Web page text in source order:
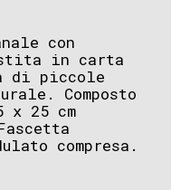
con
in carta
di piccole
Composto
x 25 cm
compresa.